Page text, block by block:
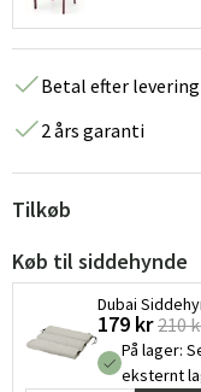
Betal efter levering
2 års garanti
Tilkøb
Køb til siddehynde
Dubai
179 kr 210
På lager:
eksternt